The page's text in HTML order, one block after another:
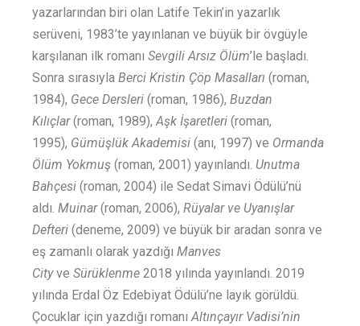
yazarlarından biri olan Latife Tekin’in yazarlık
serüveni, 1983’te yayınlanan ve büyük bir övgüyle
karşılanan ilk romanı Sevgili Arsız Ölüm’le başladı.
Sonra sırasıyla Berci Kristin Çöp Masalları (roman,
1984), Gece Dersleri (roman, 1986), Buzdan
Kılıçlar(roman, 1989),Aşk İşaretleri (roman,
1995), Gümüşlük Akademisi (anı, 1997) ve Ormanda
Ölüm Yokmuş (roman, 2001) yayınlandı. Unutma
Bahçesi (roman, 2004) ile Sedat Simavi Ödülü’nü
aldı. Muinar(roman, 2006), Rüyalar ve Uyanışlar
Defteri (deneme, 2009) ve büyük bir aradan sonra ve
eş zamanlı olarak yazdığı Manves
Cityve Sürüklenme 2018 yılında yayınlandı. 2019
yılında Erdal Öz Edebiyat Ödülü’ne layık görüldü.
Çocuklar için yazdığı romanıAltınçayır Vadisi’nin